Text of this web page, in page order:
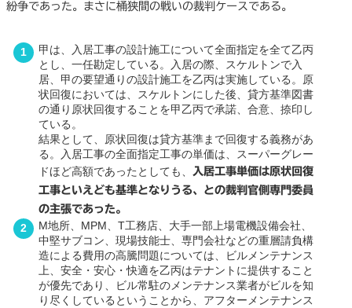
紛争であった。まさに桶狭間の戦いの裁判ケースである。
甲は、入居工事の設計施工について全面指定を全て乙丙
とし、一任勘定している。入居の際、スケルトンで入
居、甲の要望通りの設計施工を乙丙は実施している。原
状回復においては、スケルトンにした後、貸方基準図書
の通り原状回復することを甲乙丙で承諾、合意、捺印し
ている。
結果として、原状回復は貸方基準まで回復する義務があ
る。入居工事の全面指定工事の単価は、スーパーグレー
ドほど高額であったとしても、
入居工事単価は原状回復
工事といえども基準となりうる、との裁判官側専門委員
の主張であった。
M地所、MPM、T工務店、大手一部上場電機設備会社、
中堅サブコン、現場技能士、専門会社などの重層請負構
造による費用の高騰問題については、ビルメンテナンス
上、安全・安心・快適を乙丙はテナントに提供すること
が優先であり、ビル常駐のメンテナンス業者がビルを知
り尽くしているということから、アフターメンテナンス